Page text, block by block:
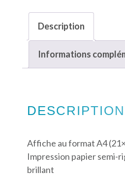
Description
Informations
DESCRIPTION
Affiche au format A4
Impression papier semi-
brillant